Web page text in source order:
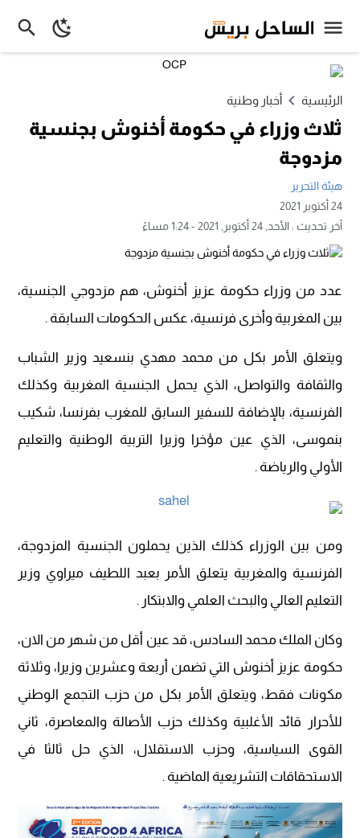
الرئيسية أخبار وطنية
ثلاث وزراء في حكومة أخنوش بجنسية
مزدوجة
هيئة التحرير
24 أكتوبر 2021
آخر تحديث :الأحد, 24 أكتوبر, 2021 - 1:24 مساءً
عدد من وزراء حكومة عزيز أخنوش، هم مزدوجي الجنسية،
بين المغربية وأخرى فرنسية، عكس الحكومات السابقة .
ويتعلق الأمر بكل من محمد مهدي بنسعيد وزير الشباب
والثقافة والتواصل، الذي يحمل الجنسية المغربية وكذلك
الفرنسية، بالإضافة للسفير السابق للمغرب بفرنسا، شكيب
بنموسى، الذي عين مؤخرا وزيرا التربية الوطنية والتعليم
الأولي والرياضة .
ومن بين الوزراء كذلك الذين يحملون الجنسية المزدوجة،
الفرنسية والمغربية يتعلق الأمر بعبد اللطيف ميراوي وزير
التعليم العالي والبحث العلمي والابتكار .
وكان الملك محمد السادس، قد عين أقل من شهر من الان،
حكومة عزيز أخنوش التي تضمن أربعة وعشرين وزيرا، وثلاثة
مكونات فقط، ويتعلق الأمر بكل من حزب التجمع الوطني
للأحرار قائد الأغلبية وكذلك حزب الأصالة والمعاصرة، ثاني
القوى السياسية، وحزب الاستقلال، الذي حل ثالثا في
الاستحقاقات التشريعية الماضية .